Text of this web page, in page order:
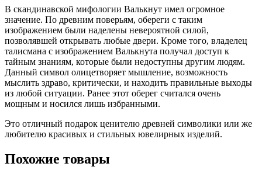
В скандинавской мифологии Валькнут имел огромное
значение. По древним поверьям, обереги с таким
изображением были наделены невероятной силой,
позволявшей открывать любые двери. Кроме того, владелец
талисмана с изображением Валькнута получал доступ к
тайным знаниям, которые были недоступны другим людям.
Данный символ олицетворяет мышление, возможность
мыслить здраво, критически, и находить правильные выходы
из любой ситуации. Ранее этот оберег считался очень
мощным и носился лишь избранными.
Это отличный подарок ценителю древней символики или же
любителю красивых и стильных ювелирных изделий.
Похожие товары